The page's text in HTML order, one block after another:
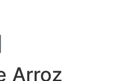
Arroz